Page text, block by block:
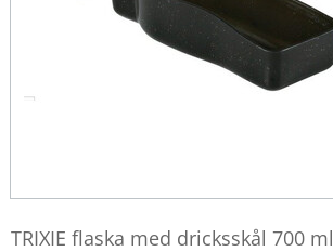
TRIXIE flaska med dricksskål 700 ml